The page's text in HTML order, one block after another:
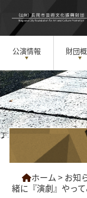
公演情報 財団
ホーム > お知
緒に『演劇』やっ